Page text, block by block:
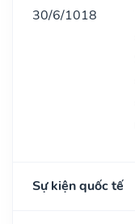
30/6/1018
Sự kiện quốc tế